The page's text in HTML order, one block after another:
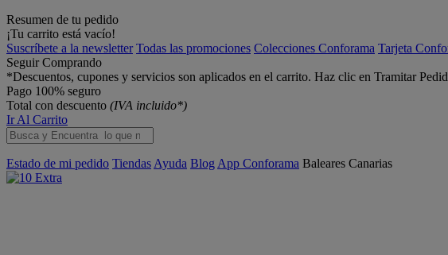
Resumen de tu pedido
¡Tu carrito está vacío!
Suscríbete a la newsletter Todas las promociones Colecciones Conforama Tarjeta
Seguir Comprando
*Descuentos, cupones y servicios son aplicados en el carrito. Haz clic en Tramitar
Pago 100% seguro
Total con descuento (IVA incluido*)
Ir Al Carrito
Estado de mi pedido Tiendas Ayuda Blog App Conforama Baleares Canarias